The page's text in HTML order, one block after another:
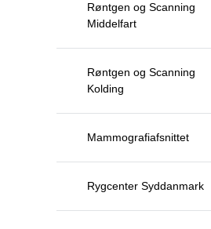
Røntgen og Scanning
Middelfart
Røntgen og Scanning
Kolding
Mammografiafsnittet
Rygcenter Syddanmark